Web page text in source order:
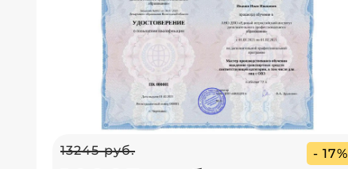
13245 руб. - 17%